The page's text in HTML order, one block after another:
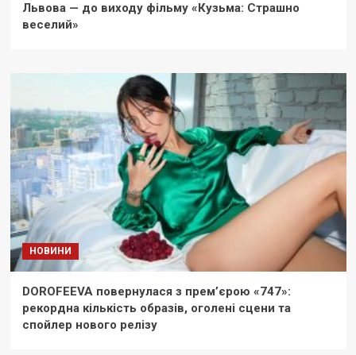
Львова — до виходу фільму «Кузьма: Страшно
веселий»
НОВИНИ
DOROFEEVA повернулася з прем’єрою «747»:
рекордна кількість образів, оголені сцени та
спойлер нового релізу